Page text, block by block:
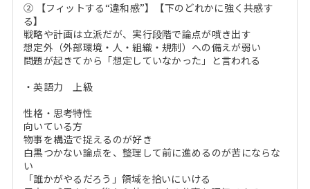
② 【フィットする“違和感”】【下のどれかに強く共感す
る】
戦略や計画は立派だが、実行段階で論点が噴き出す
想定外（外部環境・人・組織・規制）への備えが弱い
問題が起きてから「想定していなかった」と言われる
・英語力 上級
性格・思考特性
向いている方
物事を構造で捉えるのが好き
白黒つかない論点を、整理して前に進めるのが苦にならな
い
「誰かがやるだろう」領域を拾いにいける